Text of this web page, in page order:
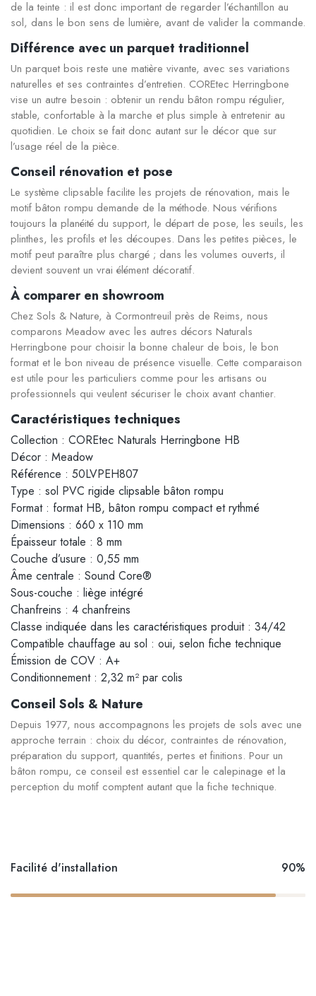
de la teinte : il est donc important de regarder l’échantillon au
sol, dans le bon sens de lumière, avant de valider la commande.
Différence avec un parquet traditionnel
Un parquet bois reste une matière vivante, avec ses variations
naturelles et ses contraintes d’entretien. COREtec Herringbone
vise un autre besoin : obtenir un rendu bâton rompu régulier,
stable, confortable à la marche et plus simple à entretenir au
quotidien. Le choix se fait donc autant sur le décor que sur
l’usage réel de la pièce.
Conseil rénovation et pose
Le système clipsable facilite les projets de rénovation, mais le
motif bâton rompu demande de la méthode. Nous vérifions
toujours la planéité du support, le départ de pose, les seuils, les
plinthes, les profils et les découpes. Dans les petites pièces, le
motif peut paraître plus chargé ; dans les volumes ouverts, il
devient souvent un vrai élément décoratif.
À comparer en showroom
Chez Sols & Nature, à Cormontreuil près de Reims, nous
comparons Meadow avec les autres décors Naturals
Herringbone pour choisir la bonne chaleur de bois, le bon
format et le bon niveau de présence visuelle. Cette comparaison
est utile pour les particuliers comme pour les artisans ou
professionnels qui veulent sécuriser le choix avant chantier.
Caractéristiques techniques
Collection : COREtec Naturals Herringbone HB
Décor : Meadow
Référence : 50LVPEH807
Type : sol PVC rigide clipsable bâton rompu
Format : format HB, bâton rompu compact et rythmé
Dimensions : 660 x 110 mm
Épaisseur totale : 8 mm
Couche d’usure : 0,55 mm
Âme centrale : Sound Core®
Sous-couche : liège intégré
Chanfreins : 4 chanfreins
Classe indiquée dans les caractéristiques produit : 34/42
Compatible chauffage au sol : oui, selon fiche technique
Émission de COV : A+
Conditionnement : 2,32 m² par colis
Conseil Sols & Nature
Depuis 1977, nous accompagnons les projets de sols avec une
approche terrain : choix du décor, contraintes de rénovation,
préparation du support, quantités, pertes et finitions. Pour un
bâton rompu, ce conseil est essentiel car le calepinage et la
perception du motif comptent autant que la fiche technique.
Facilité d'installation 90%